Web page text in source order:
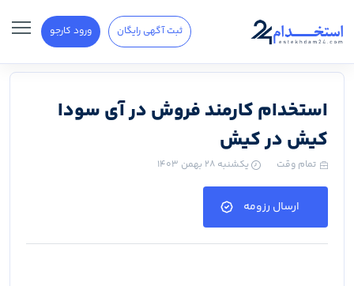
ثبت آگهی رایگان ورود کارجو
استخدام کارمند فروش در آی سودا
کیش در کیش
تمام وقت یکشنبه ۲۸ بهمن ۱۴۰۳
ارسال رزومه